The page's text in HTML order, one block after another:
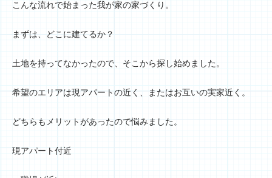
こんな流れで始まった我が家の家づくり。
まずは、どこに建てるか？
土地を持ってなかったので、そこから探し始めました。
希望のエリアは現アパートの近く、またはお互いの実家近く。
どちらもメリットがあったので悩みました。
現アパート付近